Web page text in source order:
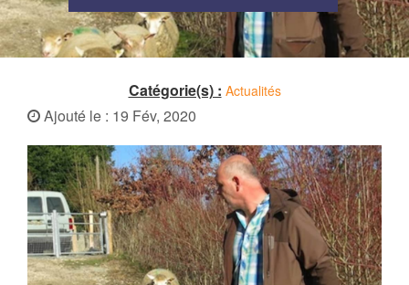
Catégorie(s) : Actualités
Ajouté le : 19 Fév, 2020